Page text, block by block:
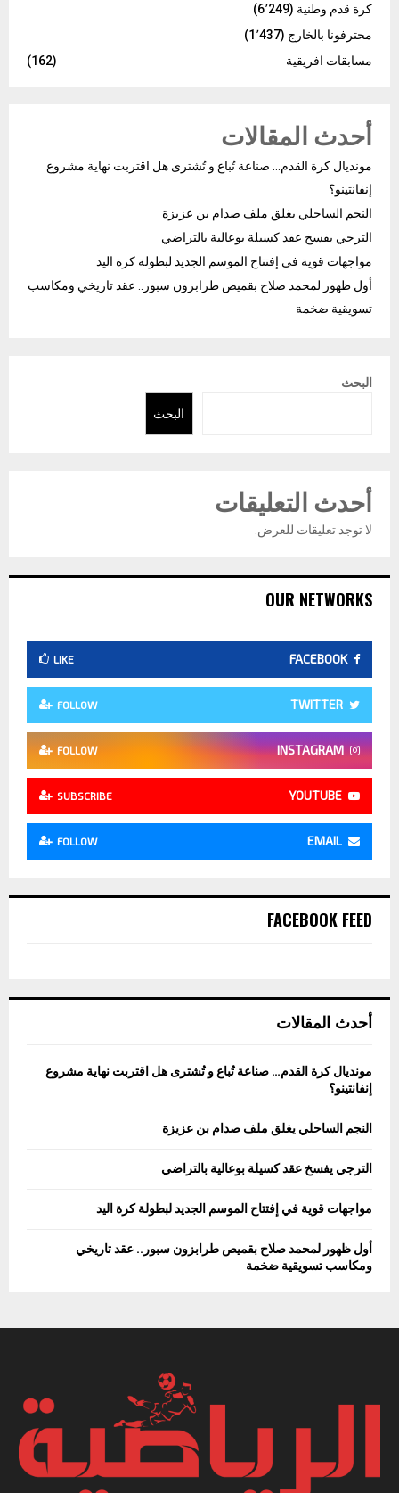
كرة قدم وطنية (6٬249)
محترفونا بالخارج (1٬437)
مسابقات افريقية
(162)
أحدث المقالات
مونديال كرة القدم… صناعة تُباع و تُشترى هل اقتربت نهاية مشروع
إنفانتينو؟
النجم الساحلي يغلق ملف صدام بن عزيزة
الترجي يفسخ عقد كسيلة بوعالية بالتراضي
مواجهات قوية في إفتتاح الموسم الجديد لبطولة كرة اليد
أول ظهور لمحمد صلاح بقميص طرابزون سبور.. عقد تاريخي ومكاسب
تسويقية ضخمة
البحث
البحث
أحدث التعليقات
لا توجد تعليقات للعرض.
OUR NETWORKS
FACEBOOK
LIKE
TWITTER
FOLLOW
INSTAGRAM
FOLLOW
YOUTUBE
SUBSCRIBE
EMAIL
FOLLOW
FACEBOOK FEED
أحدث المقالات
مونديال كرة القدم… صناعة تُباع و تُشترى هل اقتربت نهاية مشروع
إنفانتينو؟
النجم الساحلي يغلق ملف صدام بن عزيزة
الترجي يفسخ عقد كسيلة بوعالية بالتراضي
مواجهات قوية في إفتتاح الموسم الجديد لبطولة كرة اليد
أول ظهور لمحمد صلاح بقميص طرابزون سبور.. عقد تاريخي
ومكاسب تسويقية ضخمة